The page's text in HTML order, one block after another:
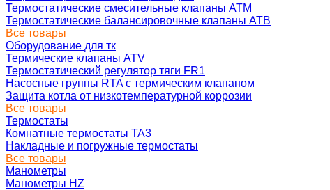
Термостатические смесительные клапаны ATM
Термостатические балансировочные клапаны ATB
Все товары
Оборудование для тк
Термические клапаны ATV
Термостатический регулятор тяги FR1
Насосные группы RTA с термическим клапаном
Защита котла от низкотемпературной коррозии
Все товары
Термостаты
Комнатные термостаты TA3
Накладные и погружные термостаты
Все товары
Манометры
Манометры HZ